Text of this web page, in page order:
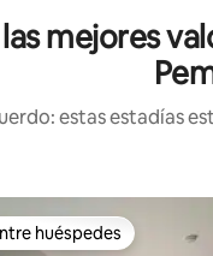
mejores
estas estadías
huéspedes
huéspedes